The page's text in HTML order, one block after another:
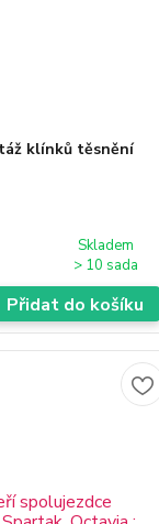
klínků těsnění
Skladem
> 10 sada
Přidat do košíku